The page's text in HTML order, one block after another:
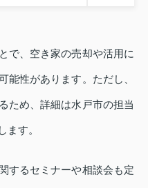
で、空き家の売却や活用に
能性があります。ただし、
ため、詳細は水戸市の担当
ます。
するセミナーや相談会も定